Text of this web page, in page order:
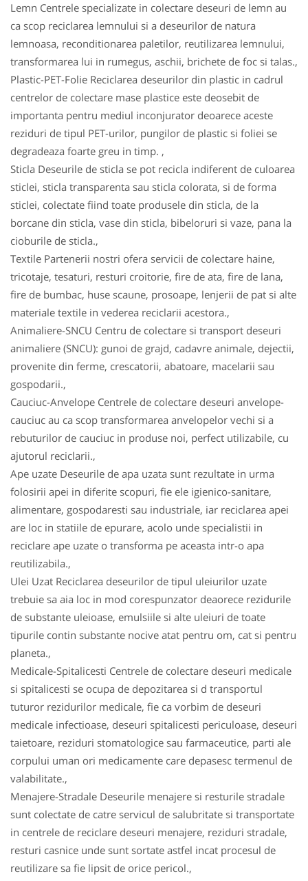
Lemn Centrele specializate in colectare deseuri de lemn au
ca scop reciclarea lemnului si a deseurilor de natura
lemnoasa, reconditionarea paletilor, reutilizarea lemnului,
transformarea lui in rumegus, aschii, brichete de foc si talas.,
Plastic-PET-Folie Reciclarea deseurilor din plastic in cadrul
centrelor de colectare mase plastice este deosebit de
importanta pentru mediul inconjurator deoarece aceste
reziduri de tipul PET-urilor, pungilor de plastic si foliei se
degradeaza foarte greu in timp. ,
Sticla Deseurile de sticla se pot recicla indiferent de culoarea
sticlei, sticla transparenta sau sticla colorata, si de forma
sticlei, colectate fiind toate produsele din sticla, de la
borcane din sticla, vase din sticla, bibeloruri si vaze, pana la
cioburile de sticla.,
Textile Partenerii nostri ofera servicii de colectare haine,
tricotaje, tesaturi, resturi croitorie, fire de ata, fire de lana,
fire de bumbac, huse scaune, prosoape, lenjerii de pat si alte
materiale textile in vederea reciclarii acestora.,
Animaliere-SNCU Centru de colectare si transport deseuri
animaliere (SNCU): gunoi de grajd, cadavre animale, dejectii,
provenite din ferme, crescatorii, abatoare, macelarii sau
gospodarii.,
Cauciuc-Anvelope Centrele de colectare deseuri anvelope-
cauciuc au ca scop transformarea anvelopelor vechi si a
rebuturilor de cauciuc in produse noi, perfect utilizabile, cu
ajutorul reciclarii.,
Ape uzate Deseurile de apa uzata sunt rezultate in urma
folosirii apei in diferite scopuri, fie ele igienico-sanitare,
alimentare, gospodaresti sau industriale, iar reciclarea apei
are loc in statiile de epurare, acolo unde specialistii in
reciclare ape uzate o transforma pe aceasta intr-o apa
reutilizabila.,
Ulei Uzat Reciclarea deseurilor de tipul uleiurilor uzate
trebuie sa aia loc in mod corespunzator deaorece rezidurile
de substante uleioase, emulsiile si alte uleiuri de toate
tipurile contin substante nocive atat pentru om, cat si pentru
planeta.,
Medicale-Spitalicesti Centrele de colectare deseuri medicale
si spitalicesti se ocupa de depozitarea si d transportul
tuturor rezidurilor medicale, fie ca vorbim de deseuri
medicale infectioase, deseuri spitalicesti periculoase, deseuri
taietoare, reziduri stomatologice sau farmaceutice, parti ale
corpului uman ori medicamente care depasesc termenul de
valabilitate.,
Menajere-Stradale Deseurile menajere si resturile stradale
sunt colectate de catre servicul de salubritate si transportate
in centrele de reciclare deseuri menajere, reziduri stradale,
resturi casnice unde sunt sortate astfel incat procesul de
reutilizare sa fie lipsit de orice pericol.,